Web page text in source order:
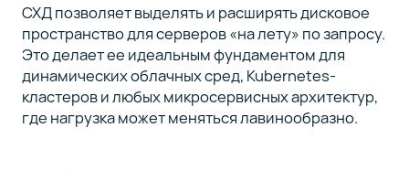
СХД позволяет выделять и расширять дисковое
пространство для серверов «на лету» по запросу.
Это делает ее идеальным фундаментом для
динамических облачных сред, Kubernetes-
кластеров и любых микросервисных архитектур,
где нагрузка может меняться лавинообразно.